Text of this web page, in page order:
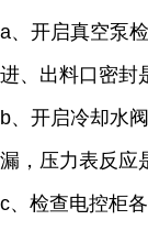
a、开启真空泵
进、出料口密封
b、开启冷却水
漏，压力表反应
c、检查电控柜